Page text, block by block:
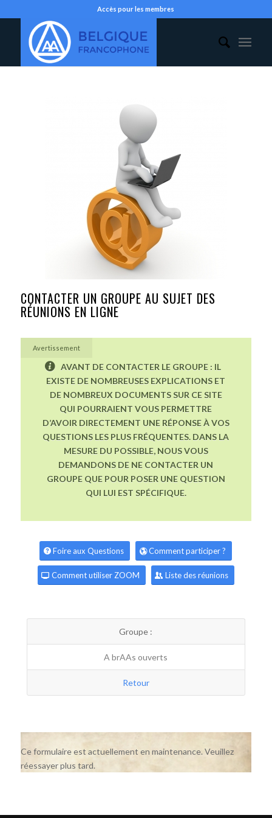
Accès pour les membres
CONTACTER UN GROUPE AU SUJET DES
RÉUNIONS EN LIGNE
Avertissement
AVANT DE CONTACTER LE GROUPE : IL
EXISTE DE NOMBREUSES EXPLICATIONS ET
DE NOMBREUX DOCUMENTS SUR CE SITE
QUI POURRAIENT VOUS PERMETTRE
D’AVOIR DIRECTEMENT UNE RÉPONSE À VOS
QUESTIONS LES PLUS FRÉQUENTES. DANS LA
MESURE DU POSSIBLE, NOUS VOUS
DEMANDONS DE NE CONTACTER UN
GROUPE QUE POUR POSER UNE QUESTION
QUI LUI EST SPÉCIFIQUE.
Foire aux Questions Comment participer ?
Comment utiliser ZOOM Liste des réunions
Groupe :
A brAAs ouverts
Retour
Ce formulaire est actuellement en maintenance. Veuillez
réessayer plus tard.